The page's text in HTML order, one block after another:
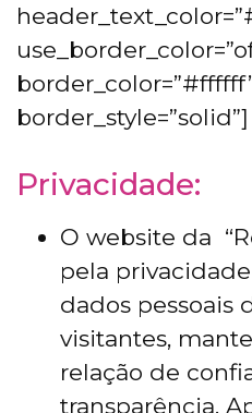
border_style=”solid”]
Privacidade:
O website da
pela
dados pessoais
visitantes,
relação de
transparência.